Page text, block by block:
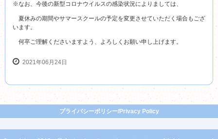
※なお、今後の新型コロナウイルスの感染状況によりましては、
夏休みの期間やサマースクールの予定を変更させていただく場合もござ
います。
何卒ご理解くださいますよう、よろしくお願い申し上げます。
2021年06月24日
プライバシーポリシー/Privacy Policy